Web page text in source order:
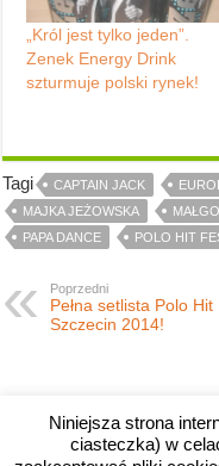
„Król jest tylko jeden”.
Zenek Energy Drink
szturmuje polski rynek!
Tagi CAPTAIN JACK
MAJKA JEŻOWSKA
PAPA DANCE
POLO HIT
Poprzedni
Pełna setlista Polo
Szczecin 2014!
Niniejsza strona
ciasteczka) w